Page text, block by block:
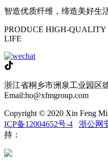
智造优质纤维，缔造美好生
PRODUCE HIGH-QUALITY
LIFE
浙江省桐乡市洲泉工业园区
Email:ho@xfmgroup.com
Copyright © 2020 Xin Feng
ICP备12004652号-4
浙公网
持：